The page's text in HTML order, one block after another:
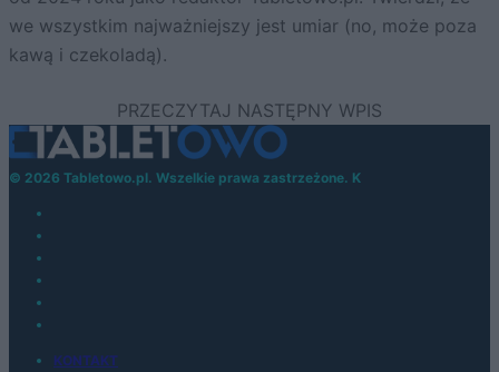
we wszystkim najważniejszy jest umiar (no, może poza
kawą i czekoladą).
© 2026 Tabletowo.pl. Wszelkie prawa zastrzeżone. K
KONTAKT